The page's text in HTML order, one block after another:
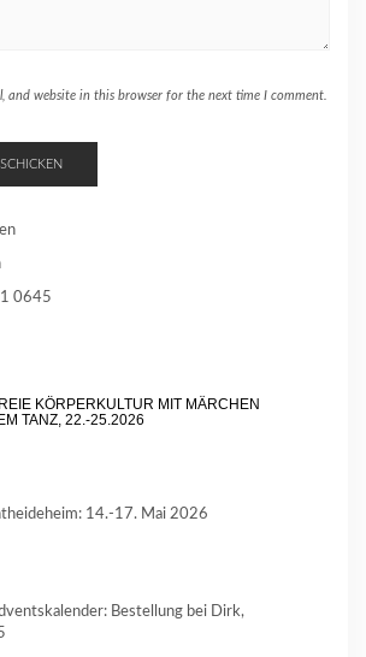
and website in this browser for the next time I comment.
0645
KÖRPERKULTUR MIT MÄRCHEN
TANZ, 22.-25.2026
14.-17. Mai 2026
Bestellung bei Dirk,